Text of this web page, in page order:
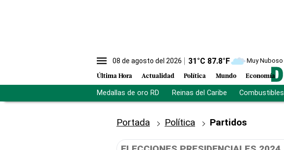
08 de agosto del 2026 31°C 87.8°F Muy Nuboso
Última Hora Actualidad Política Mundo Economía
Medallas de oro RD Reinas del Caribe Combustibles
Portada Política Partidos